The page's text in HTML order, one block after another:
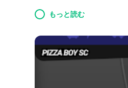
RetroAchievements、チ
スアートも表示されま
セスを可能にすること
力的な選択肢となってい
もっと読む